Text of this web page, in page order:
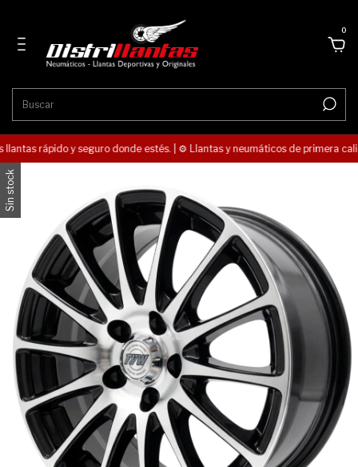
0
rápido y seguro donde estés. | ⚙️ Llantas y neumáticos de primera
Sin stock